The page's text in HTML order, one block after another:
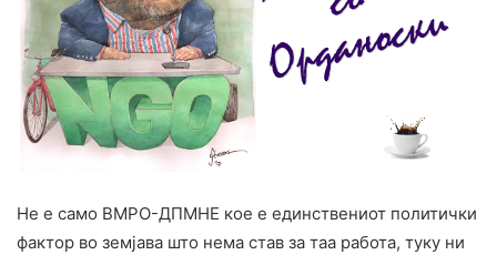
Не е само ВМРО-ДПМНЕ кое е единствениот политички
фактор во земјава што нема став за таа работа, туку ни